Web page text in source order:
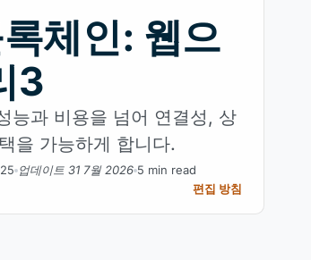
체인: 웹으
3
능과 비용을 넘어 연결성, 상
을 가능하게 합니다.
업데이트 31 7월 2026 5 min read
편집 방침